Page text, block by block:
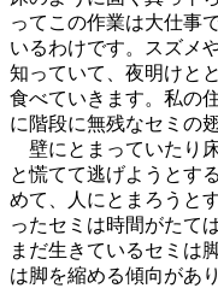
ってこの作業は大仕事
いるわけです。スズメ
知っていて、夜明けと
食べていきます。私の
に階段に無残なセミの
壁にとまっていたり
と慌てて逃げようとす
めて、人にとまろうと
ったセミは時間がたて
まだ生きているセミは
は脚を縮める傾向があ